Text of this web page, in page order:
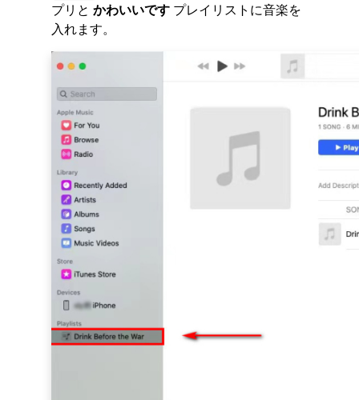
プリと かわいいです プレイリストに音楽を
入れます。